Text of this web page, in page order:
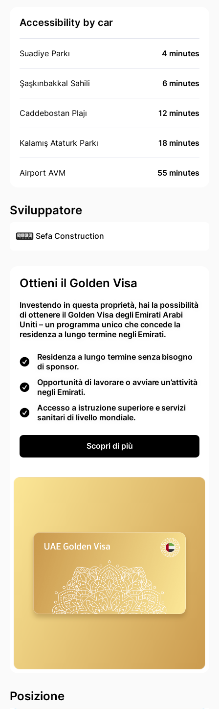
Accessibility by car
Suadiye Parkı 4 minutes
Şaşkınbakkal Sahili 6 minutes
Caddebostan Plajı 12 minutes
Kalamış Ataturk Parkı 18 minutes
Airport AVM 55 minutes
Sviluppatore
Sefa Construction
Ottieni il Golden Visa
Investendo in questa proprietà, hai la possibilità
di ottenere il Golden Visa degli Emirati Arabi
Uniti – un programma unico che concede la
residenza a lungo termine negli Emirati.
Residenza a lungo termine senza bisogno
di sponsor.
Opportunità di lavorare o avviare un’attività
negli Emirati.
Accesso a istruzione superiore e servizi
sanitari di livello mondiale.
Scopri di più
Posizione